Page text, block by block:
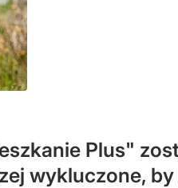
Plus"
wykluczone, by